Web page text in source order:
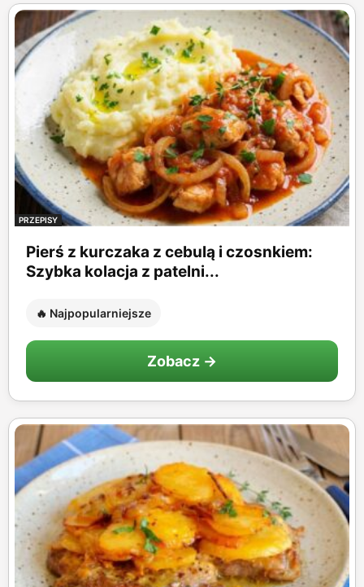
PRZEPISY
Pierś z kurczaka z cebulą i czosnkiem:
Szybka kolacja z patelni...
🔥 Najpopularniejsze
Zobacz →